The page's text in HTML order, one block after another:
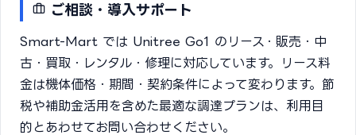
ご相談・導入サポート
Smart-Mart では Unitree Go1 のリース・販売・中
古・買取・レンタル・修理に対応しています。リース料
金は機体価格・期間・契約条件によって変わります。節
税や補助金活用を含めた最適な調達プランは、利用目
的とあわせてお問い合わせください。